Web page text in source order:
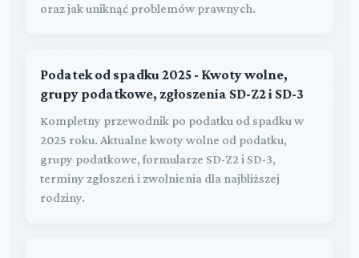
oraz jak uniknąć problemów prawnych.
Podatek od spadku 2025 - Kwoty wolne,
grupy podatkowe, zgłoszenia SD-Z2 i SD-3
Kompletny przewodnik po podatku od spadku w
2025 roku. Aktualne kwoty wolne od podatku,
grupy podatkowe, formularze SD-Z2 i SD-3,
terminy zgłoszeń i zwolnienia dla najbliższej
rodziny.